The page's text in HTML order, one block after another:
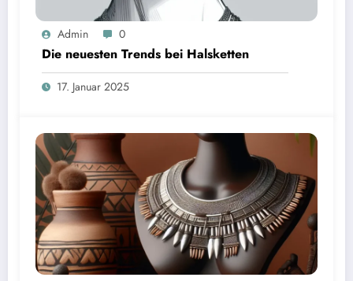
Admin 0
Die neuesten Trends bei Halsketten
17. Januar 2025